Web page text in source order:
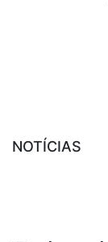
NOTÍCIAS